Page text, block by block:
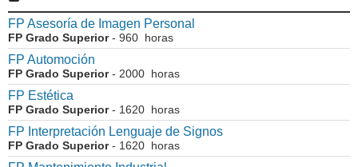
FP Asesoría de Imagen Personal
FP Grado Superior- 960 horas
FP Automoción
FP Grado Superior- 2000 horas
FP Estética
FP Grado Superior- 1620 horas
FP Interpretación Lenguaje de Signos
FP Grado Superior- 1620 horas